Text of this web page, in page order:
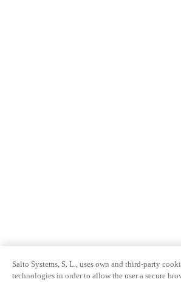
Salto Systems, S. L., uses own and third-party
technologies in order to allow the user a secure